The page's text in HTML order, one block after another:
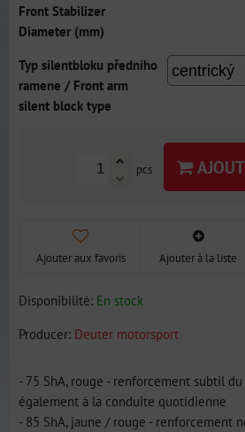
Front Stabilizer
Diameter (mm)
Typ silentbloku předního
ramene / Front arm
silent block type
pcs
Ajouter aux favoris Ajouter à la liste
Disponibilité: En stock
Producer: Deuter motorsport
- 75 ShA, rouge - renforcement subtil
également à la conduite quotidienne
- 85 ShA, jaune / rouge - renforcement